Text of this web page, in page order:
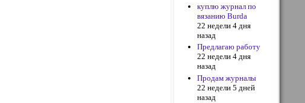
куплю журнал по
вязанию Burda
22 недели 4 дня
назад
Предлагаю работу
22 недели 4 дня
назад
Продам журналы
22 недели 5 дней
назад